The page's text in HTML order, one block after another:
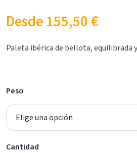
Desde155,50€
Paleta ibérica de bellota, equilibrada
Peso
Cantidad